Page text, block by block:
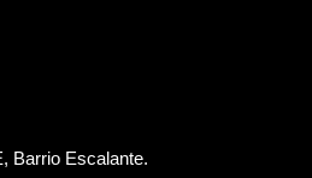
Barrio Escalante.